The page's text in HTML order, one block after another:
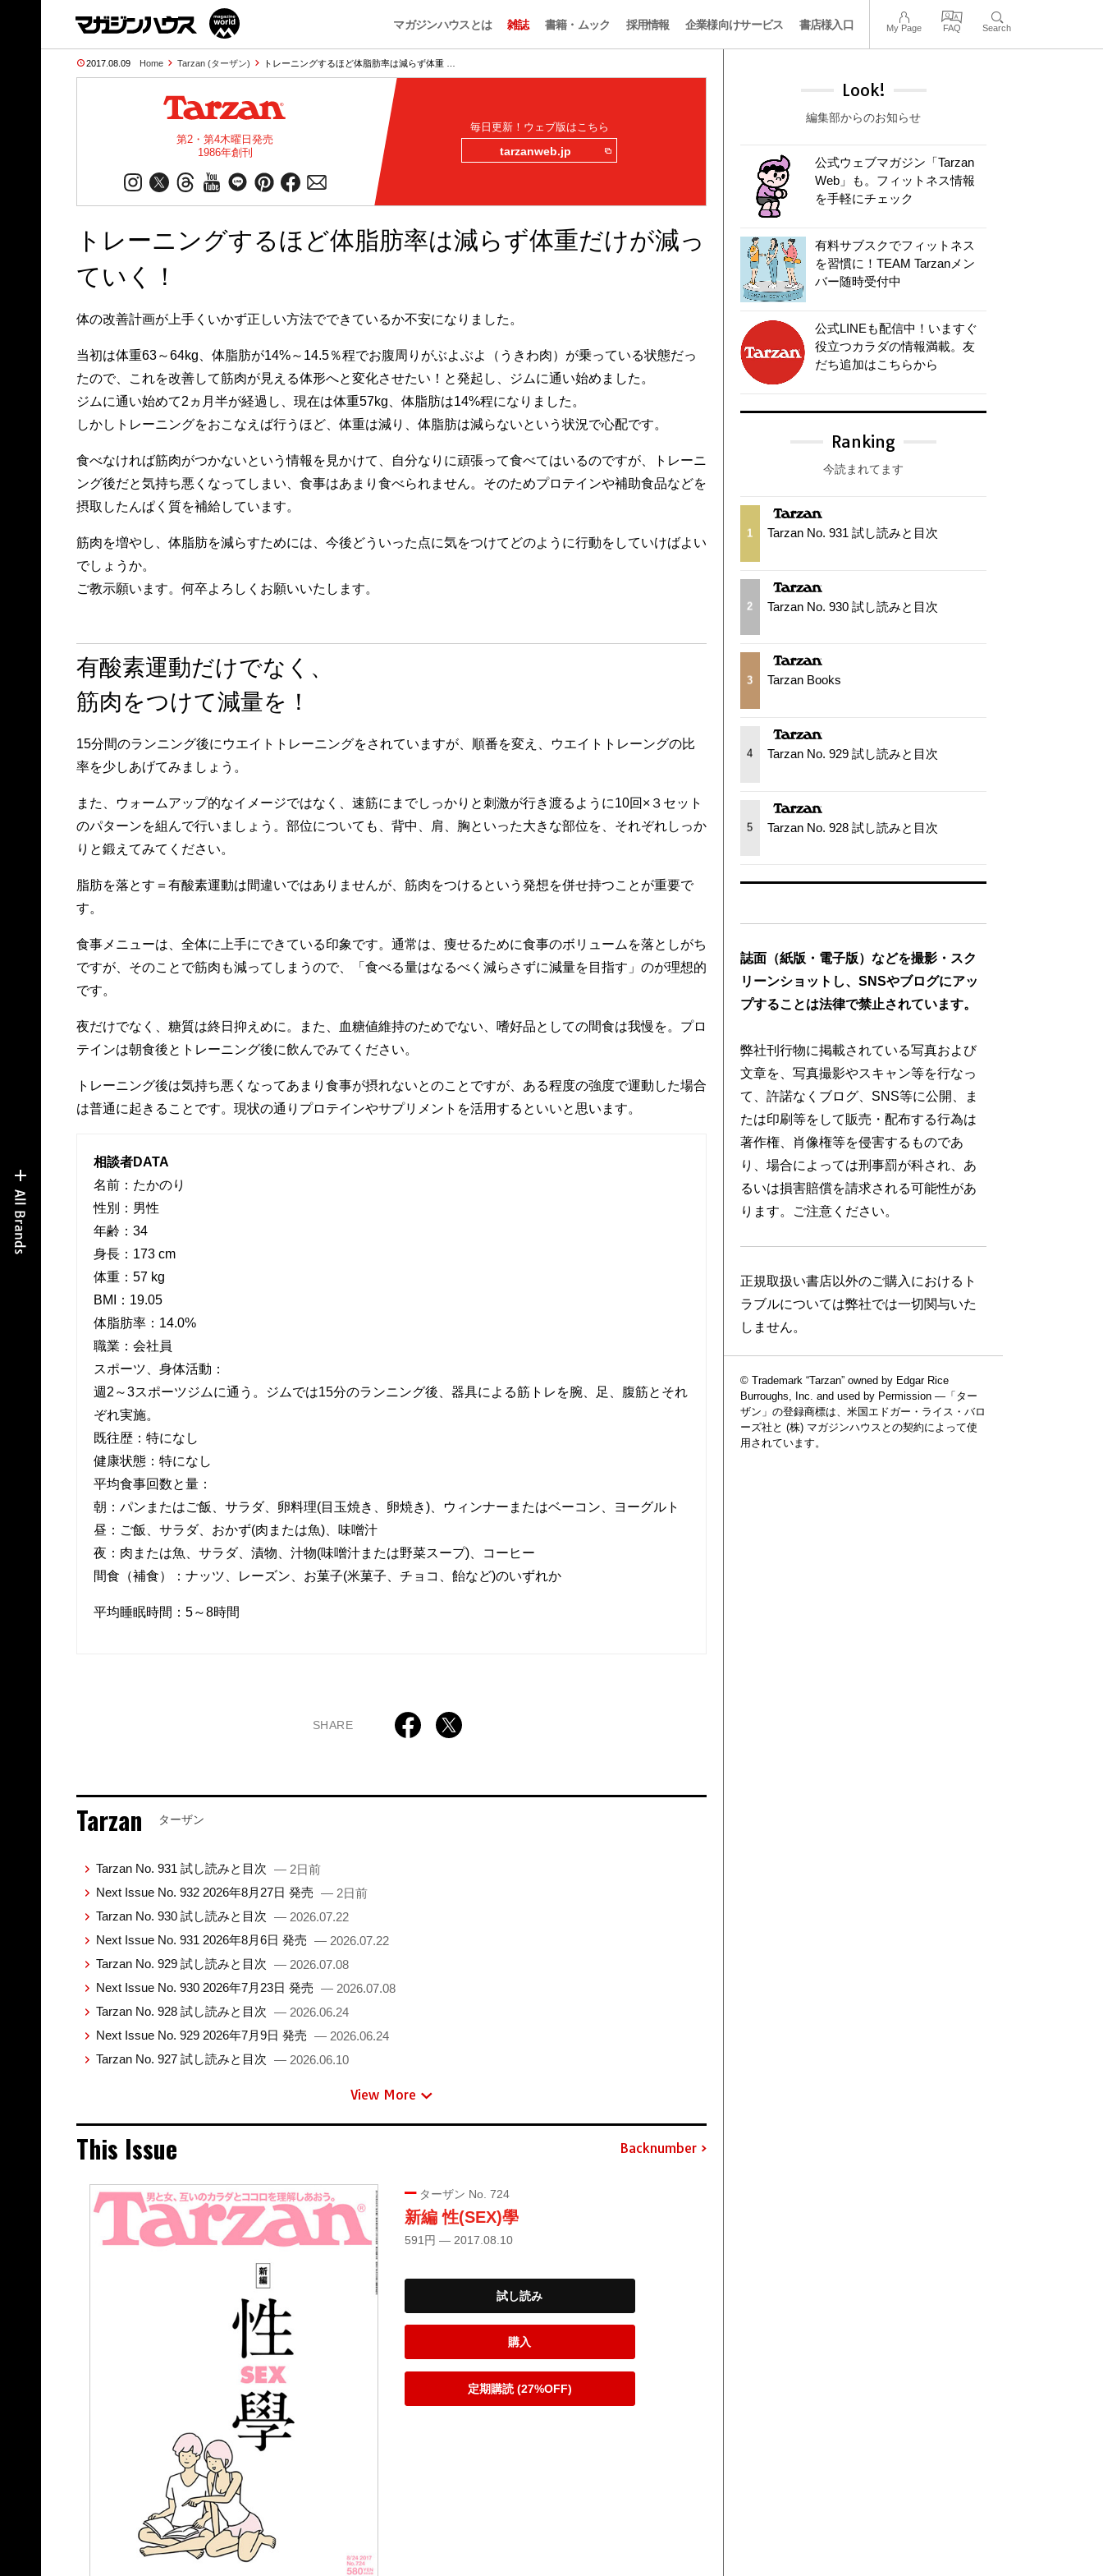
マガジンハウスとは 雑誌 書籍・ムック 採用情報 企業様向けサービス 書店様入口 My Page FAQ Search
2017.08.09 Home Tarzan (ターザン) トレーニングするほど体脂肪率は減らず体重 …
第2・第4木曜日発売
1986年創刊
毎日更新！ウェブ版はこちら
tarzanweb.jp
トレーニングするほど体脂肪率は減らず体重だけが減っ
ていく！
体の改善計画が上手くいかず正しい方法でできているか不安になりました。
当初は体重63～64kg、体脂肪が14%～14.5％程でお腹周りがぶよぶよ（うきわ肉）が乗っている状態だっ
たので、これを改善して筋肉が見える体形へと変化させたい！と発起し、ジムに通い始めました。
ジムに通い始めて2ヵ月半が経過し、現在は体重57kg、体脂肪は14%程になりました。
しかしトレーニングをおこなえば行うほど、体重は減り、体脂肪は減らないという状況で心配です。
食べなければ筋肉がつかないという情報を見かけて、自分なりに頑張って食べてはいるのですが、トレーニ
ング後だと気持ち悪くなってしまい、食事はあまり食べられません。そのためプロテインや補助食品などを
摂取したんぱく質を補給しています。
筋肉を増やし、体脂肪を減らすためには、今後どういった点に気をつけてどのように行動をしていけばよい
でしょうか。
ご教示願います。何卒よろしくお願いいたします。
有酸素運動だけでなく、
筋肉をつけて減量を！
15分間のランニング後にウエイトトレーニングをされていますが、順番を変え、ウエイトトレーングの比
率を少しあげてみましょう。
また、ウォームアップ的なイメージではなく、速筋にまでしっかりと刺激が行き渡るように10回×３セット
のパターンを組んで行いましょう。部位についても、背中、肩、胸といった大きな部位を、それぞれしっか
りと鍛えてみてください。
脂肪を落とす＝有酸素運動は間違いではありませんが、筋肉をつけるという発想を併せ持つことが重要で
す。
食事メニューは、全体に上手にできている印象です。通常は、痩せるために食事のボリュームを落としがち
ですが、そのことで筋肉も減ってしまうので、「食べる量はなるべく減らさずに減量を目指す」のが理想的
です。
夜だけでなく、糖質は終日抑えめに。また、血糖値維持のためでない、嗜好品としての間食は我慢を。プロ
テインは朝食後とトレーニング後に飲んでみてください。
トレーニング後は気持ち悪くなってあまり食事が摂れないとのことですが、ある程度の強度で運動した場合
は普通に起きることです。現状の通りプロテインやサプリメントを活用するといいと思います。
相談者DATA
名前：たかのり
性別：男性
年齢：34
身長：173 cm
体重：57 kg
BMI：19.05
体脂肪率：14.0%
職業：会社員
スポーツ、身体活動：
週2～3スポーツジムに通う。ジムでは15分のランニング後、器具による筋トレを腕、足、腹筋とそれ
ぞれ実施。
既往歴：特になし
健康状態：特になし
平均食事回数と量：
朝：パンまたはご飯、サラダ、卵料理(目玉焼き、卵焼き)、ウィンナーまたはベーコン、ヨーグルト
昼：ご飯、サラダ、おかず(肉または魚)、味噌汁
夜：肉または魚、サラダ、漬物、汁物(味噌汁または野菜スープ)、コーヒー
間食（補食）：ナッツ、レーズン、お菓子(米菓子、チョコ、飴など)のいずれか
平均睡眠時間：5～8時間
SHARE
Tarzan ターザン
Tarzan No. 931 試し読みと目次 — 2日前
Next Issue No. 932 2026年8月27日 発売 — 2日前
Tarzan No. 930 試し読みと目次 — 2026.07.22
Next Issue No. 931 2026年8月6日 発売 — 2026.07.22
Tarzan No. 929 試し読みと目次 — 2026.07.08
Next Issue No. 930 2026年7月23日 発売 — 2026.07.08
Tarzan No. 928 試し読みと目次 — 2026.06.24
Next Issue No. 929 2026年7月9日 発売 — 2026.06.24
Tarzan No. 927 試し読みと目次 — 2026.06.10
View More
This Issue Backnumber
ターザン No. 724
新編 性(SEX)學
591円 — 2017.08.10
試し読み
購入
定期購読 (27%OFF)
Look!
編集部からのお知らせ
公式ウェブマガジン「Tarzan
Web」も。フィットネス情報
を手軽にチェック
有料サブスクでフィットネス
を習慣に！TEAM Tarzanメン
バー随時受付中
公式LINEも配信中！いますぐ
役立つカラダの情報満載。友
だち追加はこちらから
Ranking
今読まれてます
1 Tarzan No. 931 試し読みと目次
2 Tarzan No. 930 試し読みと目次
3 Tarzan Books
4 Tarzan No. 929 試し読みと目次
5 Tarzan No. 928 試し読みと目次
誌面（紙版・電子版）などを撮影・スク
リーンショットし、SNSやブログにアッ
プすることは法律で禁止されています。
弊社刊行物に掲載されている写真および
文章を、写真撮影やスキャン等を行なっ
て、許諾なくブログ、SNS等に公開、ま
たは印刷等をして販売・配布する行為は
著作権、肖像権等を侵害するものであ
り、場合によっては刑事罰が科され、あ
るいは損害賠償を請求される可能性があ
ります。ご注意ください。
正規取扱い書店以外のご購入におけるト
ラブルについては弊社では一切関与いた
しません。
© Trademark “Tarzan” owned by Edgar Rice
Burroughs, Inc. and used by Permission —「ター
ザン」の登録商標は、米国エドガー・ライス・バロ
ーズ社と (株) マガジンハウスとの契約によって使
用されています。